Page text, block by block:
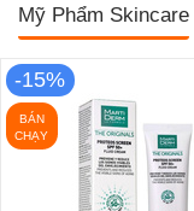
Mỹ Phẩm Skincare
-15%
BÁN
CHẠY